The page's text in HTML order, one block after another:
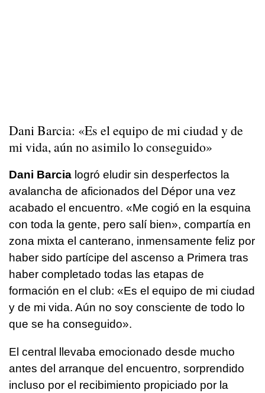
Dani Barcia: «Es el equipo de mi ciudad y de
mi vida, aún no asimilo lo conseguido»
Dani Barcia logró eludir sin desperfectos la
avalancha de aficionados del Dépor una vez
acabado el encuentro. «Me cogió en la esquina
con toda la gente, pero salí bien», compartía en
zona mixta el canterano, inmensamente feliz por
haber sido partícipe del ascenso a Primera tras
haber completado todas las etapas de
formación en el club: «Es el equipo de mi ciudad
y de mi vida. Aún no soy consciente de todo lo
que se ha conseguido».
El central llevaba emocionado desde mucho
antes del arranque del encuentro, sorprendido
incluso por el recibimiento propiciado por la